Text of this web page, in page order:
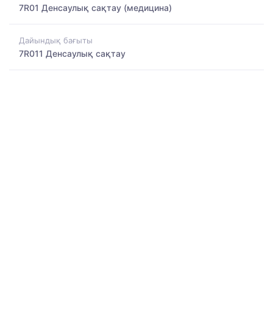
7R01 Денсаулық сақтау (медицина)
Дайындық бағыты
7R011 Денсаулық сақтау